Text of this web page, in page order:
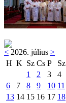
< 2026. július >
H K Sz Cs P Sz
1
2 3 4
6
7 8 9 10 11
13 14 15 16 17 18